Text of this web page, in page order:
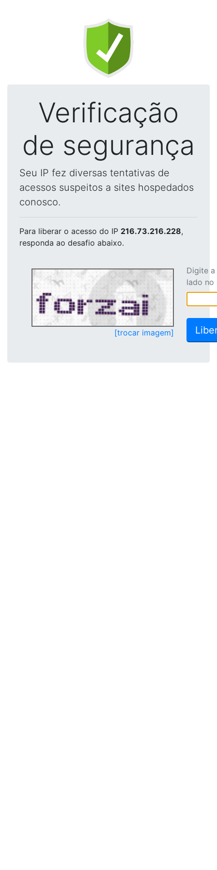
Verificação
de segurança
Seu IP fez diversas tentativas de
acessos suspeitos a sites hospedados
conosco.
Para liberar o acesso do IP 216.73.216.228,
responda ao desafio abaixo.
[trocar imagem]
Digite
lado no